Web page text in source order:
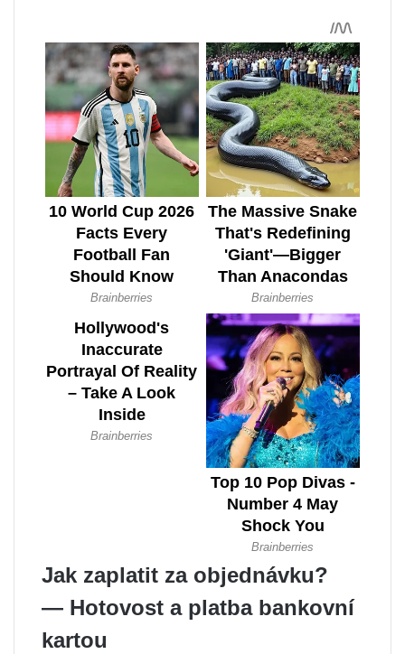
Jak zaplatit za objednávku?
— Hotovost a platba bankovní
kartou